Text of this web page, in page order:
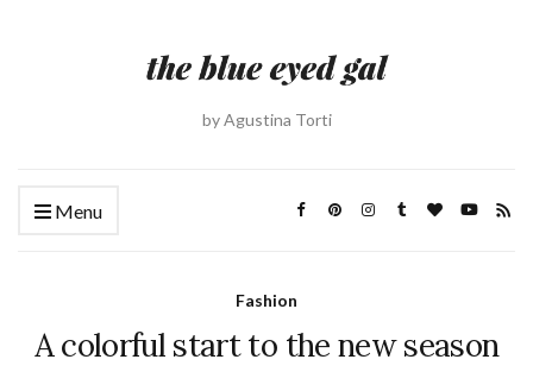
by Agustina Torti
Menu
Fashion
A colorful start to the new season